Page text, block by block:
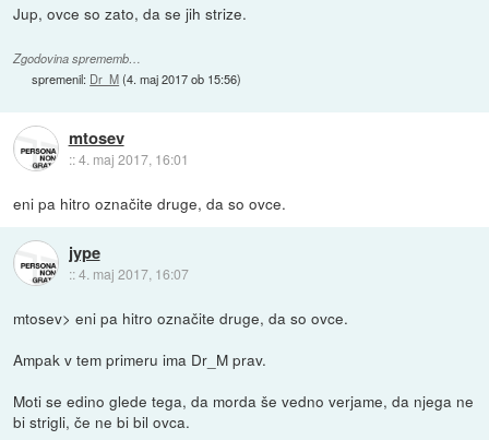
Jup, ovce so zato, da se jih strize.
Zgodovina sprememb…
spremenil: Dr_M(4. maj 2017 ob 15:56)
mtosev
::4. maj 2017, 16:01
eni pa hitro označite druge, da so ovce.
jype
::4. maj 2017, 16:07
mtosev> eni pa hitro označite druge, da so ovce.
Ampak v tem primeru ima Dr_M prav.
Moti se edino glede tega, da morda še vedno verjame, da njega ne
bi strigli, če ne bi bil ovca.